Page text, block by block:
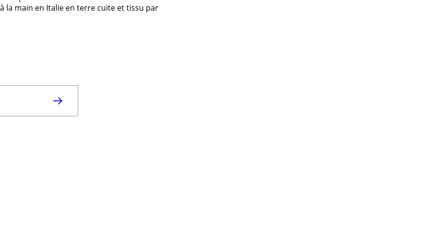
la main en Italie en terre cuite et tissu par